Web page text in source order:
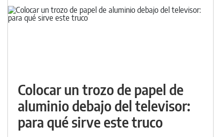
Colocar un trozo de papel de
aluminio debajo del televisor:
para qué sirve este truco